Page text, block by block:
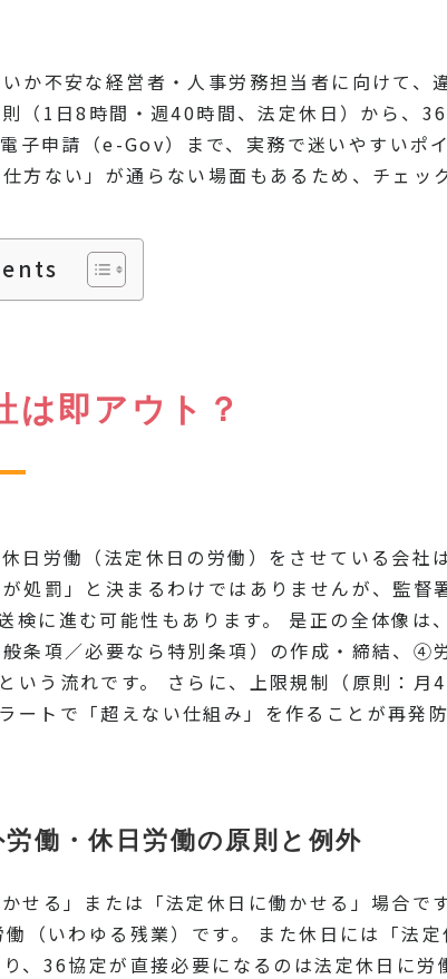
か不安な経営者・人事労務担当者に向けて、
（1日8時間・週40時間、法定休日）から、
子申請（e-Gov）まで、実務で迷いやすいポ
方ない」が通らない場面もあるため、チェッ
は即アウト？
日労働（法定休日の労働）をさせている会社
処罰」と決まるわけではありませんが、監督
検に進む可能性もあります。 是正の全体像は
項／必要なら特別条項）の作成・締結、④
いう流れです。 さらに、上限規制（原則：月
トで「超えない仕組み」を作ることが再発
働・休日労働の原則と例外
せる」または「法定休日に働かせる」場合で
（いわゆる残業）です。 また休日には「法
、36協定が直接必要になるのは法定休日に労